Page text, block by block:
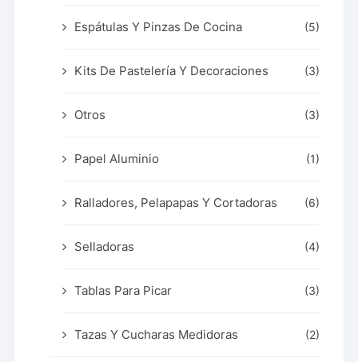
Espátulas Y Pinzas De Cocina (5)
Kits De Pastelería Y Decoraciones (3)
Otros (3)
Papel Aluminio (1)
Ralladores, Pelapapas Y Cortadoras (6)
Selladoras (4)
Tablas Para Picar (3)
Tazas Y Cucharas Medidoras (2)